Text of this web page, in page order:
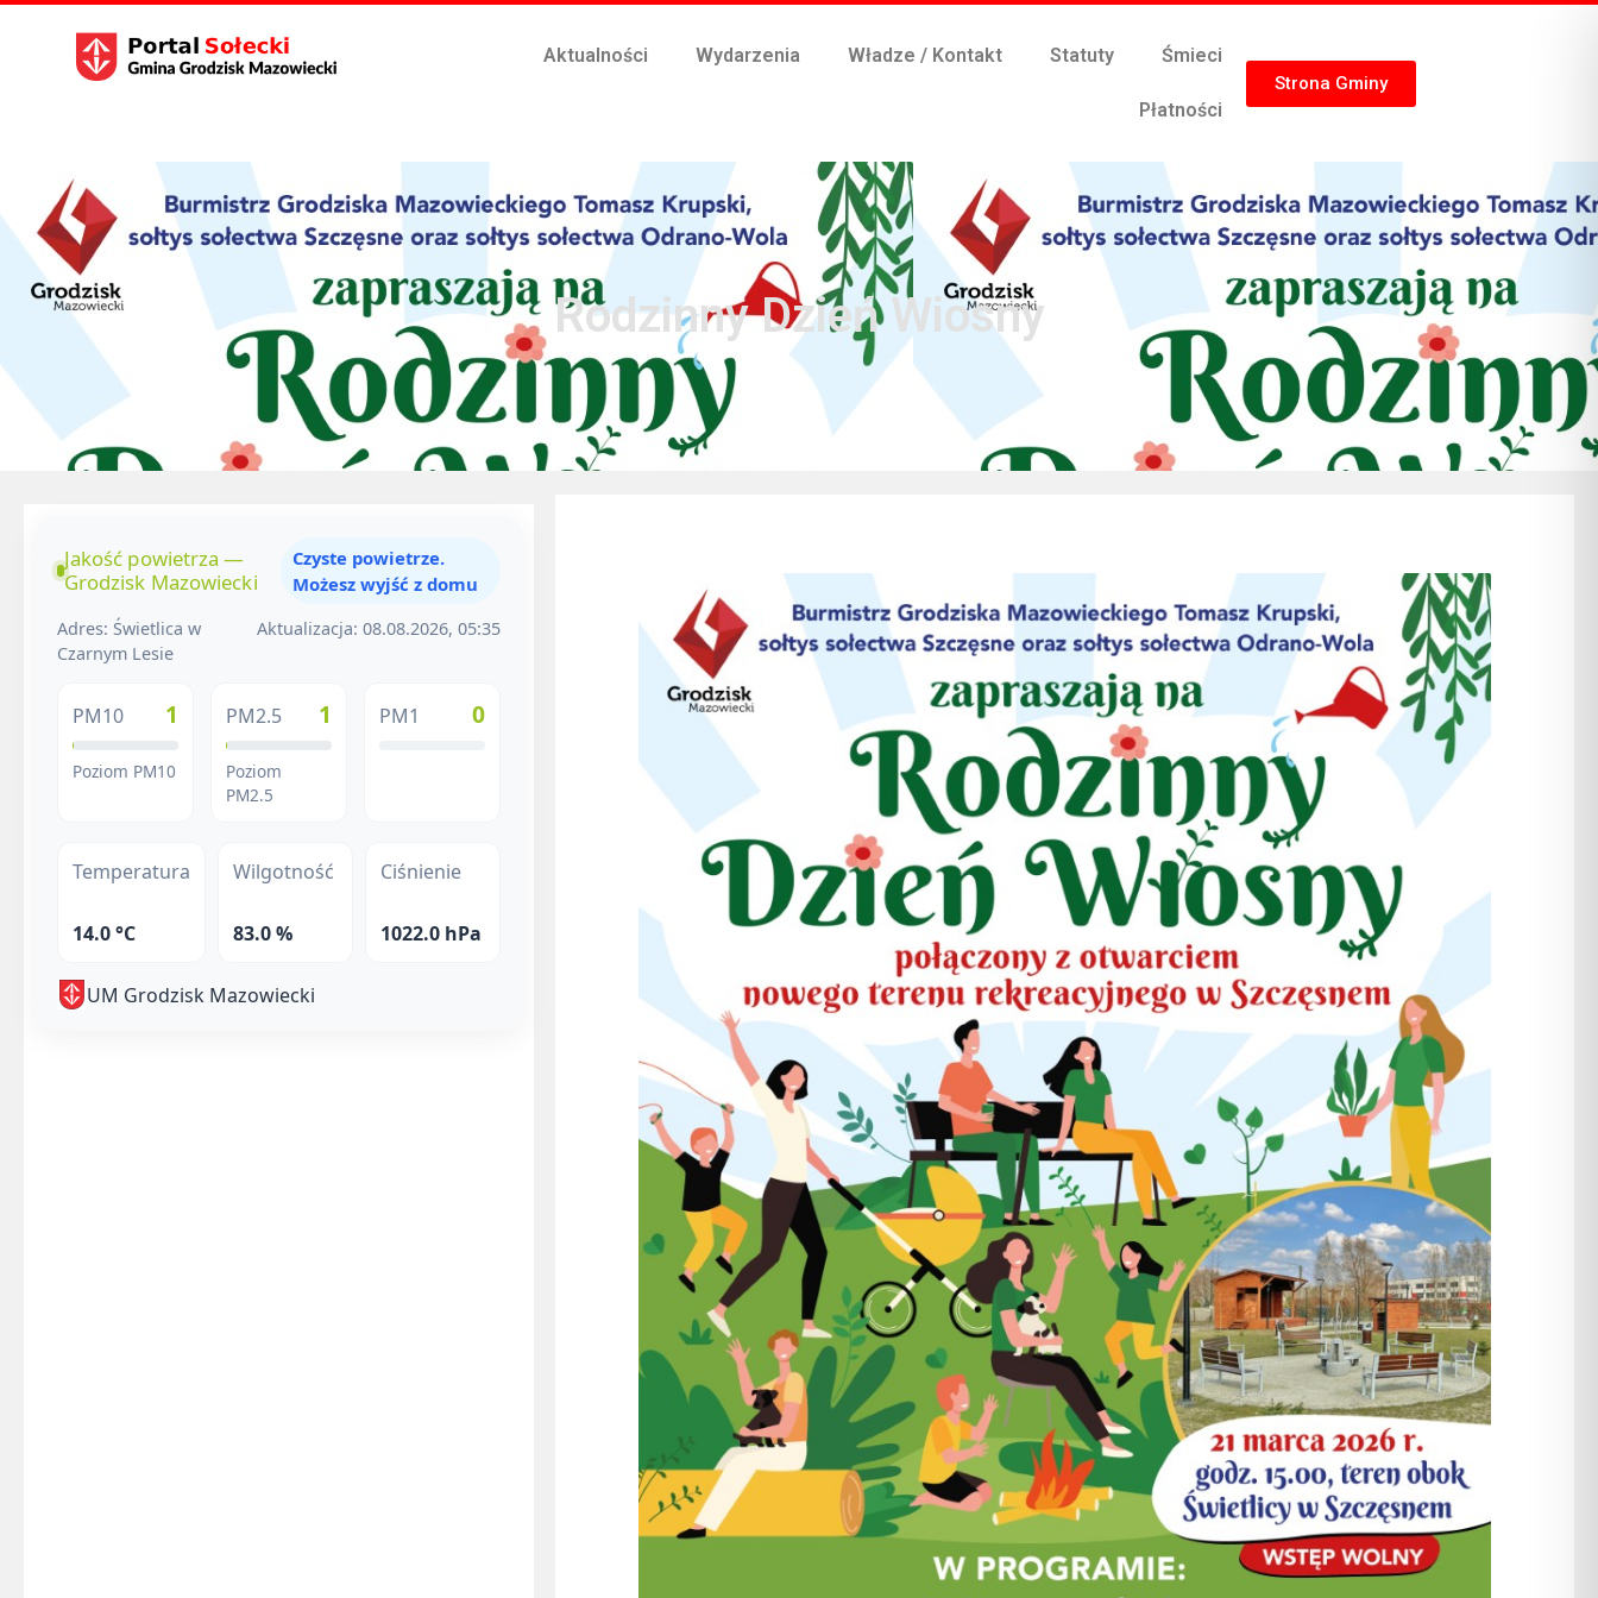
Aktualności Wydarzenia Władze / Kontakt Statuty Śmieci
Płatności
Strona Gminy
Rodzinny Dzień Wiosny
Jakość powietrza —
Grodzisk Mazowiecki
Czyste powietrze.
Możesz wyjść z domu
Adres: Świetlica w
Czarnym Lesie
Aktualizacja: 08.08.2026, 05:35
PM10 1
Poziom PM10
PM2.5 1
Poziom
PM2.5
PM1 0
Temperatura
14.0 °C
Wilgotność
83.0 %
Ciśnienie
1022.0 hPa
UM Grodzisk Mazowiecki